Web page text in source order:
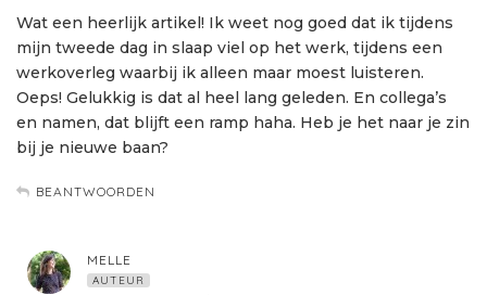
Wat een heerlijk artikel! Ik weet nog goed dat ik tijdens
mijn tweede dag in slaap viel op het werk, tijdens een
werkoverleg waarbij ik alleen maar moest luisteren.
Oeps! Gelukkig is dat al heel lang geleden. En collega’s
en namen, dat blijft een ramp haha. Heb je het naar je zin
bij je nieuwe baan?
BEANTWOORDEN
MELLE
AUTEUR